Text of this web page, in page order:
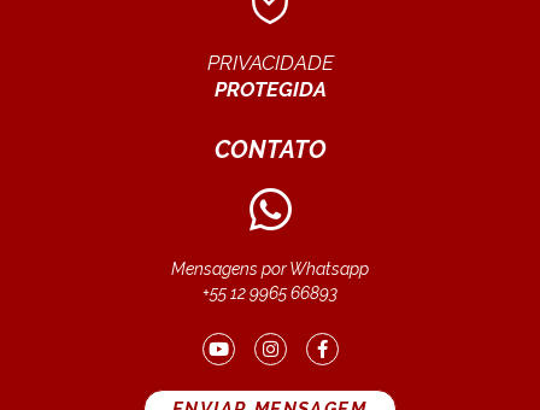
PRIVACIDADE
PROTEGIDA
CONTATO
Mensagens por Whatsapp
+55 12 9965 66893